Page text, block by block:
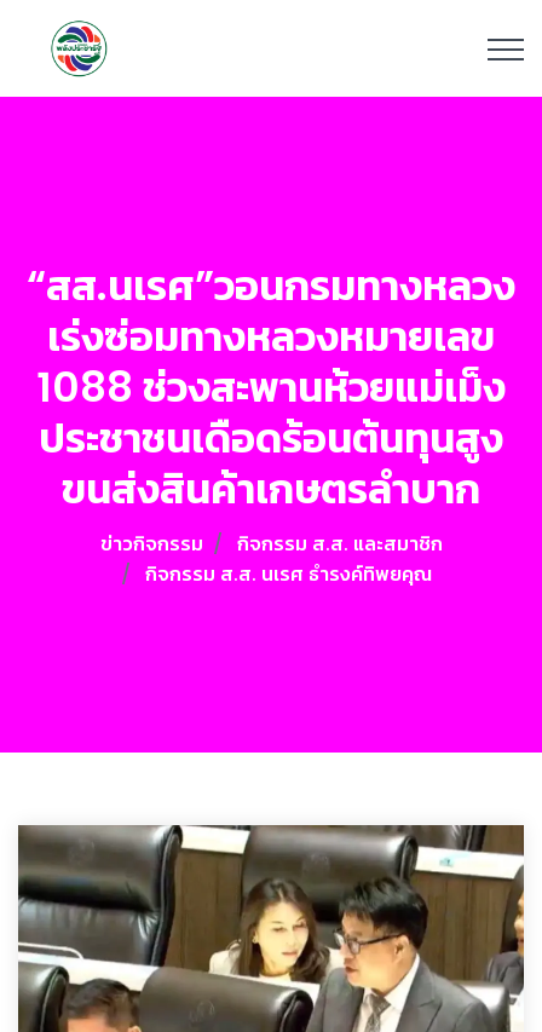
“สส.นเรศ”วอนกรมทางหลวง
เร่งซ่อมทางหลวงหมายเลข
1088 ช่วงสะพานห้วยแม่เม็ง
ประชาชนเดือดร้อนต้นทุนสูง
ขนส่งสินค้าเกษตรลำบาก
ข่าวกิจกรรม
กิจกรรม ส.ส. และสมาชิก
กิจกรรม ส.ส. นเรศ ธำรงค์ทิพยคุณ